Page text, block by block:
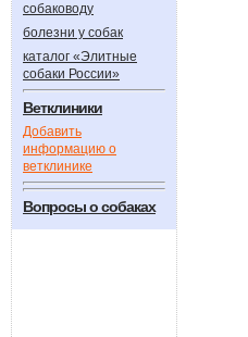
собаководу
болезни у собак
каталог «Элитные
собаки России»
Ветклиники
Добавить
информацию о
ветклинике
Вопросы о собаках